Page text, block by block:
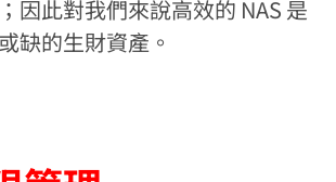
因此對我們來說高效的 NAS 是
缺的生財資產。